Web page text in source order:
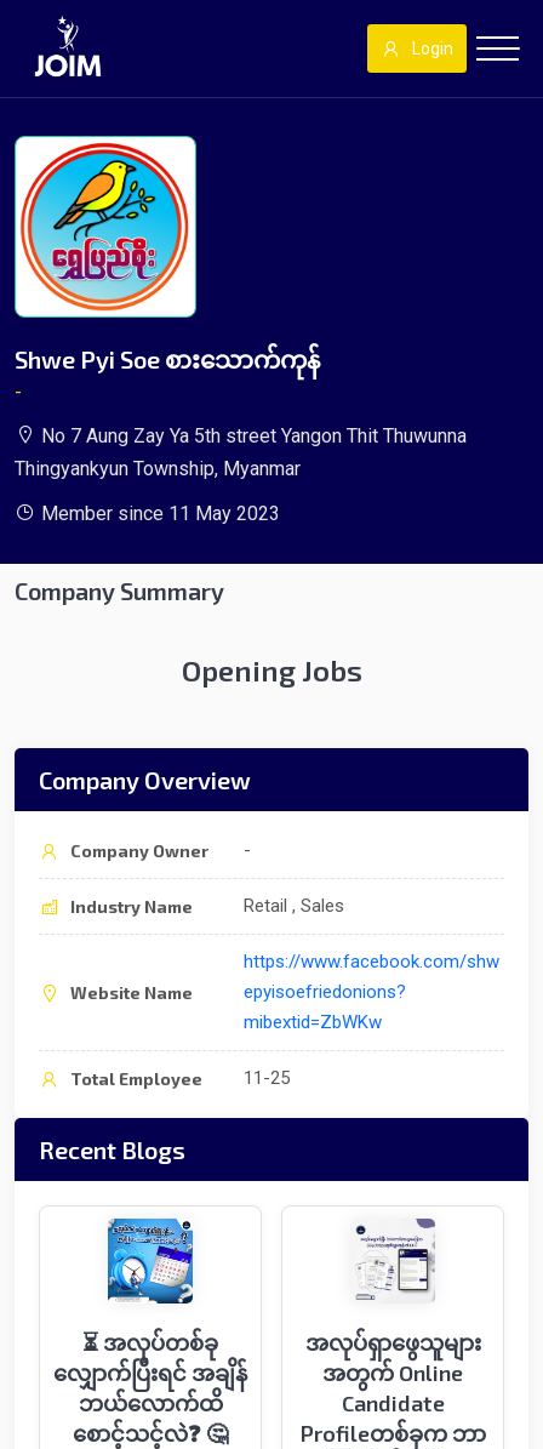
Login
Shwe Pyi Soe စားသောက်ကုန်
-
No 7 Aung Zay Ya 5th street Yangon Thit Thuwunna
Thingyankyun Township, Myanmar
Member since 11 May 2023
Company Summary
Opening Jobs
Company Overview
Company Owner -
Industry Name Retail , Sales
Website Name
https://www.facebook.com/shw
epyisoefriedonions?
mibextid=ZbWKw
Total Employee 11-25
Recent Blogs
⏳ အလုပ်တစ်ခု
လျှောက်ပြီးရင် အချိန်
ဘယ်လောက်ထိ
စောင့်သင့်လဲ❓ 🤔
အလုပ်ရှာဖွေသူများ
အတွက် Online
Candidate
Profileတစ်ခုက ဘာ